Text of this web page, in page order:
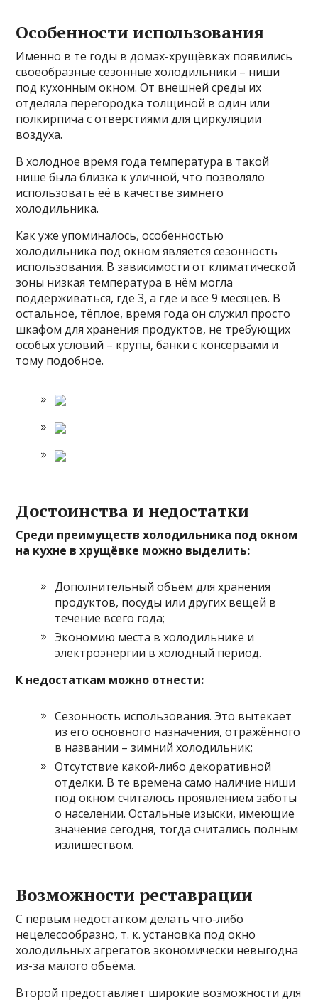
Особенности использования
Именно в те годы в домах-хрущёвках появились
своеобразные сезонные холодильники – ниши
под кухонным окном. От внешней среды их
отделяла перегородка толщиной в один или
полкирпича с отверстиями для циркуляции
воздуха.
В холодное время года температура в такой
нише была близка к уличной, что позволяло
использовать её в качестве зимнего
холодильника.
Как уже упоминалось, особенностью
холодильника под окном является сезонность
использования. В зависимости от климатической
зоны низкая температура в нём могла
поддерживаться, где 3, а где и все 9 месяцев. В
остальное, тёплое, время года он служил просто
шкафом для хранения продуктов, не требующих
особых условий – крупы, банки с консервами и
тому подобное.
Достоинства и недостатки
Среди преимуществ холодильника под окном
на кухне в хрущёвке можно выделить:
Дополнительный объём для хранения
продуктов, посуды или других вещей в
течение всего года;
Экономию места в холодильнике и
электроэнергии в холодный период.
К недостаткам можно отнести:
Сезонность использования. Это вытекает
из его основного назначения, отражённого
в названии – зимний холодильник;
Отсутствие какой-либо декоративной
отделки. В те времена само наличие ниши
под окном считалось проявлением заботы
о населении. Остальные изыски, имеющие
значение сегодня, тогда считались полным
излишеством.
Возможности реставрации
С первым недостатком делать что-либо
нецелесообразно, т. к. установка под окно
холодильных агрегатов экономически невыгодна
из-за малого объёма.
Второй предоставляет широкие возможности для